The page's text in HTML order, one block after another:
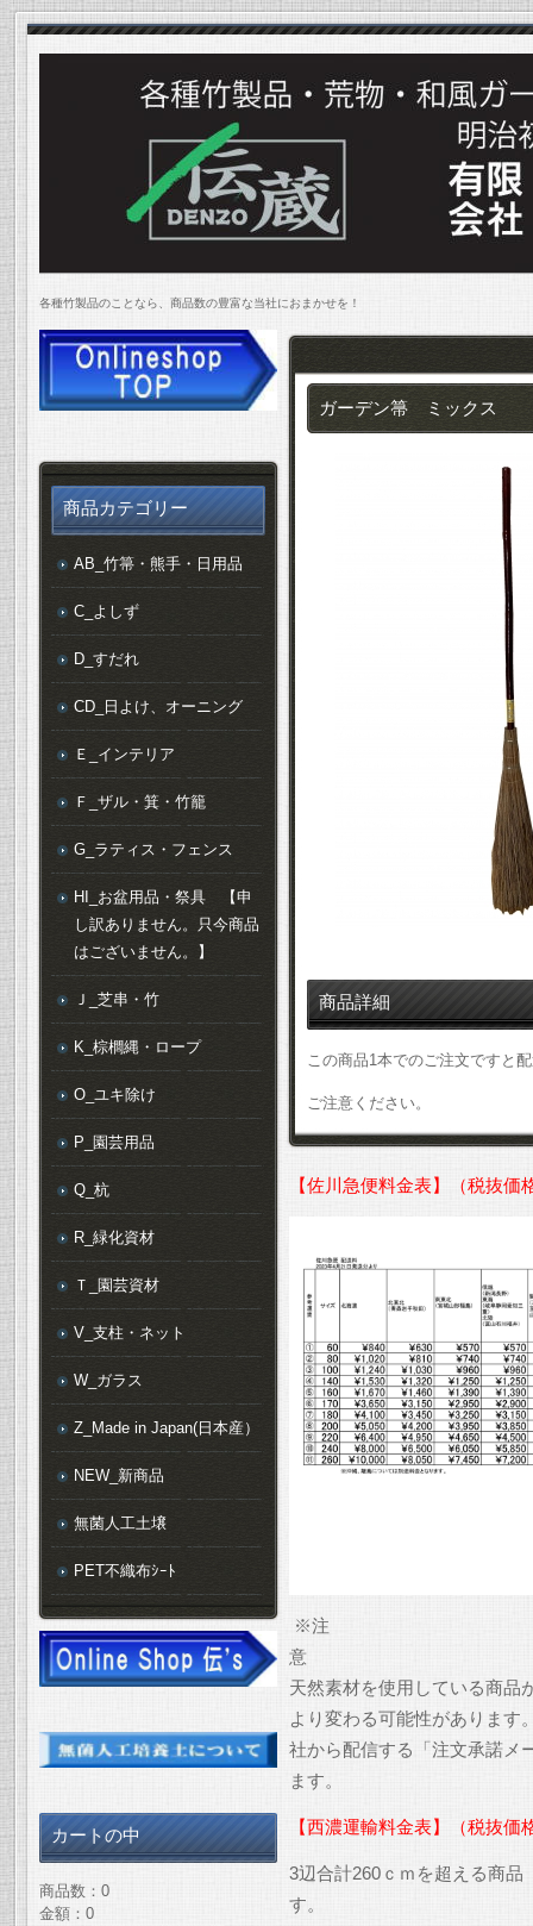
各種竹製品のことなら、商品数の豊富な当社におまかせを！
ガーデン箒 ミックス
商品詳細
この商品1本でのご注文ですと
ご注意ください。
【佐川急便料金表】（税抜価
※注
天然素材を使用している商品
より変わる可能性があります
社から配信する「注文承諾メ
ます。
【西濃運輸料金表】（税抜価
3辺合計260ｃｍを超える商
す。
商品カテゴリー
AB_竹箒・熊手・日用品
C_よしず
D_すだれ
CD_日よけ、オーニング
Ｅ_インテリア
Ｆ_ザル・箕・竹籠
G_ラティス・フェンス
HI_お盆用品・祭具 【申
し訳ありません。只今商品
はございません。】
Ｊ_芝串・竹
K_棕櫚縄・ロープ
O_ユキ除け
P_園芸用品
Q_杭
R_緑化資材
Ｔ_園芸資材
V_支柱・ネット
W_ガラス
Z_Made in Japan(日本産）
NEW_新商品
無菌人工土壌
PET不織布ｼｰﾄ
カートの中
商品数：0
金額：0